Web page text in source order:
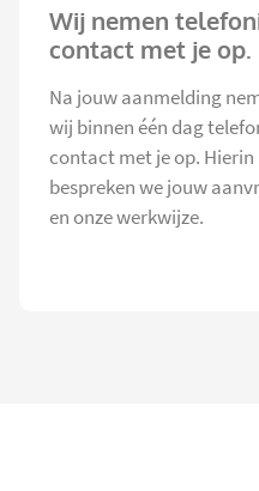
Wij nemen
contact met je op.
Na jouw aanmelding
wij binnen één dag
contact met je op. Hierin
bespreken we jouw
en onze werkwijze.